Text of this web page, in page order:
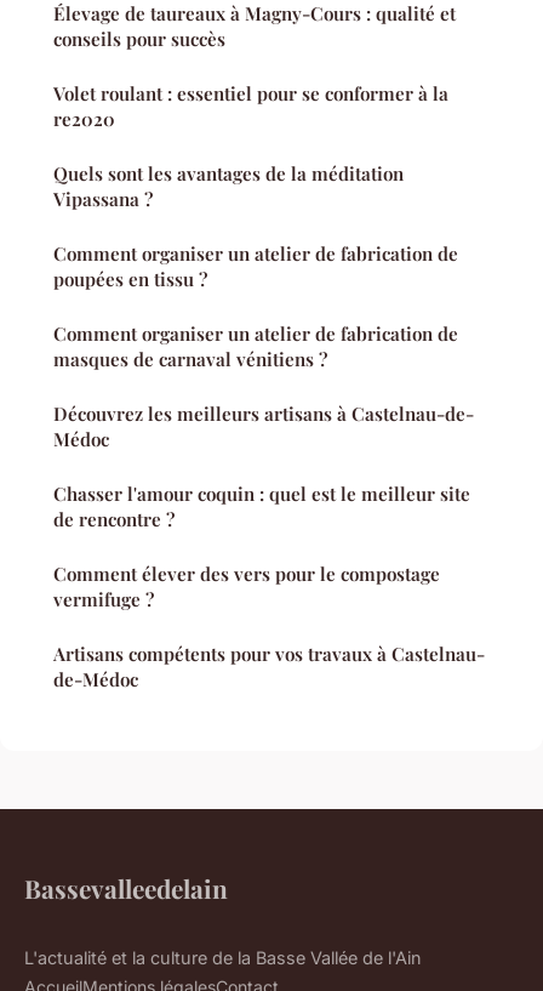
Élevage de taureaux à Magny-Cours : qualité et
conseils pour succès
Volet roulant : essentiel pour se conformer à la
re2020
Quels sont les avantages de la méditation
Vipassana ?
Comment organiser un atelier de fabrication de
poupées en tissu ?
Comment organiser un atelier de fabrication de
masques de carnaval vénitiens ?
Découvrez les meilleurs artisans à Castelnau-de-
Médoc
Chasser l'amour coquin : quel est le meilleur site
de rencontre ?
Comment élever des vers pour le compostage
vermifuge ?
Artisans compétents pour vos travaux à Castelnau-
de-Médoc
Bassevalleedelain
L'actualité et la culture de la Basse Vallée de l'Ain